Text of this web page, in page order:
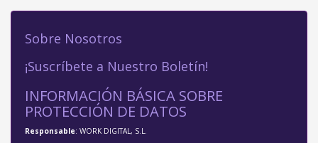
Sobre Nosotros
¡Suscríbete a Nuestro Boletín!
INFORMACIÓN BÁSICA SOBRE
PROTECCIÓN DE DATOS
Responsable: WORK DIGITAL, S.L.